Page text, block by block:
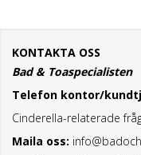
KONTAKTA OSS
Bad & Toaspecialisten
Telefon kontor/
Cinderella-relaterade
Maila oss: